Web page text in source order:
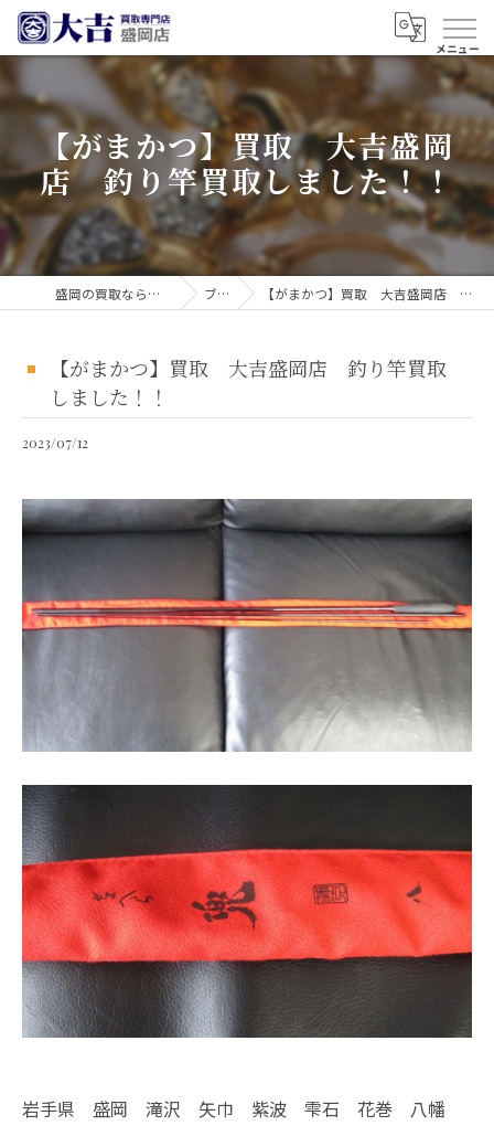
【がまかつ】買取 大吉盛岡
店 釣り竿買取しました！！
盛岡の買取なら買取大吉 盛岡店 ブログ 【がまかつ】買取 大吉盛岡店 釣り竿買取しました！！
【がまかつ】買取 大吉盛岡店 釣り竿買取
しました！！
2023/07/12
岩手県 盛岡 滝沢 矢巾 紫波 雫石 花巻 八幡